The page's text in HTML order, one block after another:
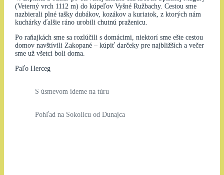
(Veterný vrch 1112 m) do kúpeľov Vyšné Ružbachy. Cestou sme
nazbierali plné tašky dubákov, kozákov a kuriatok, z ktorých nám
kuchárky ďalšie ráno urobili chutnú praženicu.
Po raňajkách sme sa rozlúčili s domácimi, niektorí sme ešte cestou
domov navštívili Zakopané – kúpiť darčeky pre najbližších a večer
sme už všetci boli doma.
Paľo Herceg
S úsmevom ideme na túru
Pohľad na Sokolicu od Dunajca